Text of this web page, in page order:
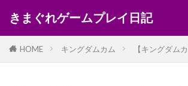
きまぐれゲームプレイ日記
HOME キングダムカム 【キングダム